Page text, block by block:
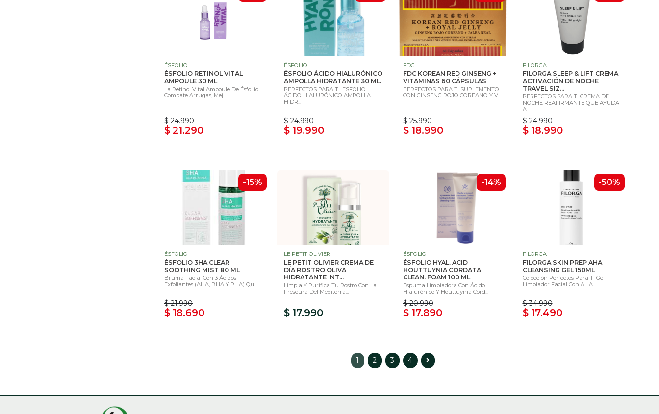
ÉSFOLIO
ÉSFOLIO RETINOL VITAL
AMPOULE 30 ML
La Retinol Vital Ampoule De Ésfollio
Combate Arrugas, Mej...
$ 24.990
$ 21.290
ÉSFOLIO
ÉSFOLIO ÁCIDO HIALURÓNICO
AMPOLLA HIDRATANTE 30 ML.
PERFECTOS PARA TI. ESFOLIO
ÁCIDO HIALURÓNICO AMPOLLA
HIDR...
$ 24.990
$ 19.990
FDC
FDC KOREAN RED GINSENG +
VITAMINAS 60 CÁPSULAS
PERFECTOS PARA TI SUPLEMENTO
CON GINSENG ROJO COREANO Y V...
$ 25.990
$ 18.990
FILORGA
FILORGA SLEEP & LIFT CREMA
ACTIVACIÓN DE NOCHE
TRAVEL SIZ...
PERFECTOS PARA TI CREMA DE
NOCHE REAFIRMANTE QUE AYUDA
A ...
$ 24.990
$ 18.990
-15%
ÉSFOLIO
ÉSFOLIO 3HA CLEAR
SOOTHING MIST 80 ML
Bruma Facial Con 3 Ácidos
Exfoliantes (AHA, BHA Y PHA) Qu...
$ 21.990
$ 18.690
LE PETIT OLIVIER
LE PETIT OLIVIER CREMA DE
DÍA ROSTRO OLIVA
HIDRATANTE INT...
Limpia Y Purifica Tu Rostro Con La
Frescura Del Mediterrá...
$ 17.990
-14%
ÉSFOLIO
ÉSFOLIO HYAL. ACID
HOUTTUYNIA CORDATA
CLEAN. FOAM 100 ML
Espuma Limpiadora Con Ácido
Hialurónico Y Houttuynia Cord...
$ 20.990
$ 17.890
-50%
FILORGA
FILORGA SKIN PREP AHA
CLEANSING GEL 150ML
Colección Perfectos Para Ti Gel
Limpiador Facial Con AHA ...
$ 34.990
$ 17.490
1 2 3 4